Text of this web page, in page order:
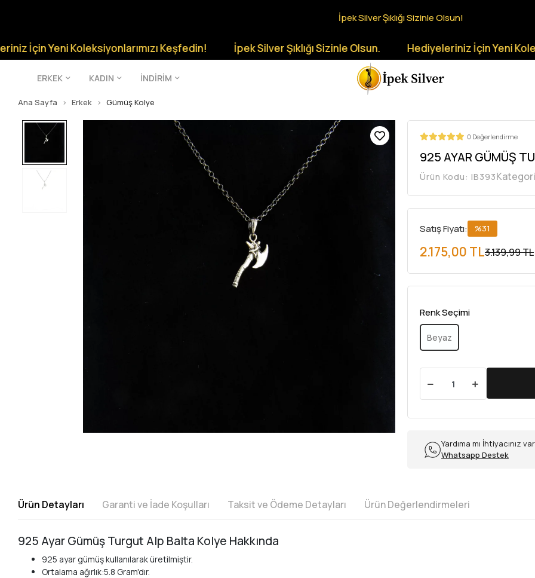
İpek Silver Şıklığı Sizinle Olsun!
Koleksiyonlarımızı Keşfedin! İpek Silver Şıklığı Sizinle Olsun. Hediyeleriniz İçin Yeni
ERKEK KADIN İNDİRİM
Ana Sayfa Erkek Gümüş Kolye
0 Değerlendirme
925 AYAR GÜMÜŞ
Ürün Kodu: IB393
Satış Fiyatı: %31
3.139,99 TL
2.175,00 TL
Renk Seçimi
Beyaz
Yardıma mı İhtiyacınız
Whatsapp Destek
Ürün Detayları Garanti ve İade Koşulları Taksit ve Ödeme Detayları Ürün Değerlendirmeleri
925 Ayar Gümüş Turgut Alp Balta Kolye Hakkında
925 ayar gümüş kullanılarak üretilmiştir.
Ortalama ağırlık:5.8 Gram'dır.